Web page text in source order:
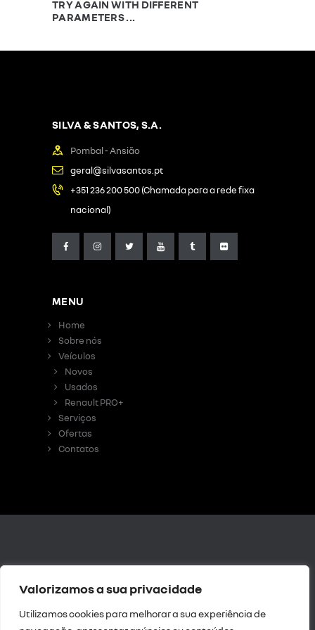
Valorizamos a sua privacidade
Utilizamos cookies para melhorar a sua experiência de
TRY AGAIN WITH DIFFERENT
PARAMETERS ...
SILVA & SANTOS, S.A.
Pombal - Ansião
geral@silvasantos.pt
+351 236 200 500 (Chamada para a rede fixa
nacional)
MENU
Home
Sobre nós
Veículos
Novos
Usados
Renault PRO+
Serviços
Ofertas
Contatos
Reclamações Digital|
Resolução de Litígios